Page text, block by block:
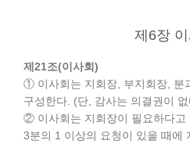
제6장 이
제21조(이사회)
① 이사회는 지회장, 부지회장, 분
구성한다. (단, 감사는 의결권이
② 이사회는 지회장이 필요하다고
3분의 1 이상의 요청이 있을 때에